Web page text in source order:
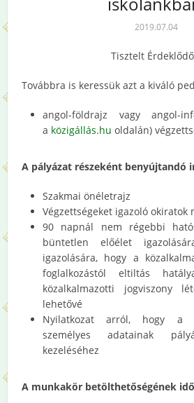
2019.07.04
Tisztelt
Továbbra is keressük azt a kiváló
angol-földrajz vagy angol-
a közigállás.hu oldalán)
A pályázat részeként benyújtandó
Szakmai önéletrajz
Végzettségeket igazoló okiratok
90 napnál nem régebbi
büntetlen előélet
igazolására, hogy a
foglalkozástól eltiltás
közalkalmazotti jogviszony
lehetővé
Nyilatkozat arról, hogy a
személyes adatainak
kezeléséhez
A munkakör betölthetőségének